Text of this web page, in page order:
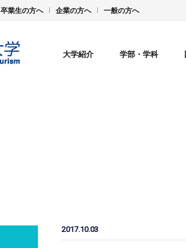
卒業生の方へ 企業の方へ 一般の方へ
大学紹介 学部・学科
2017.10.03